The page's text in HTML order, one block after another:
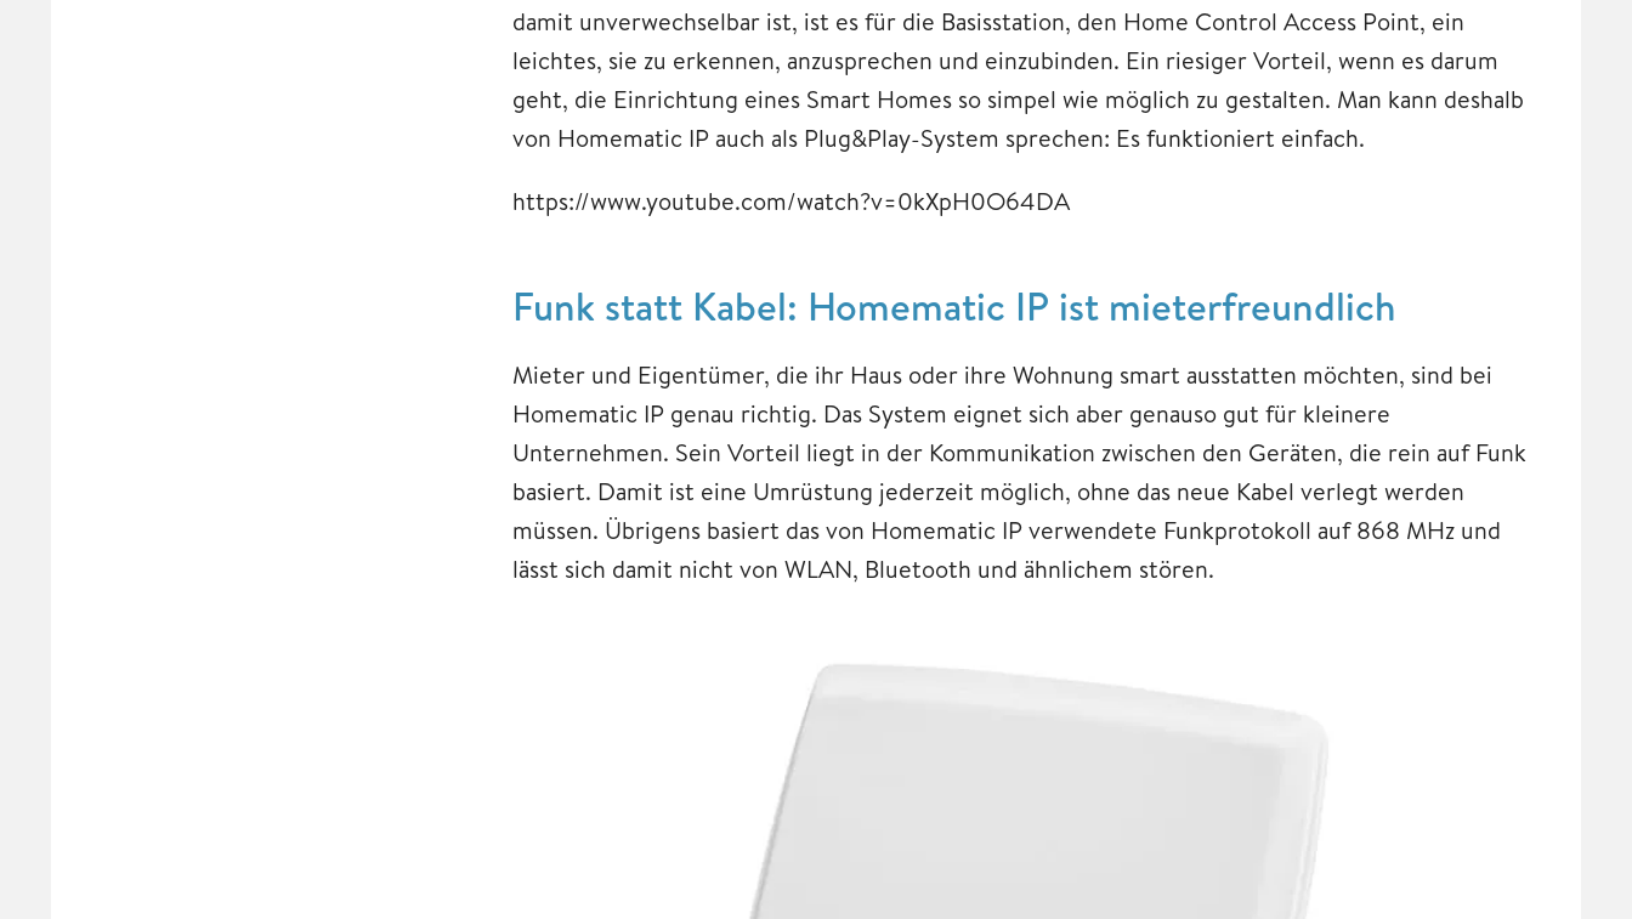
damit unverwechselbar ist, ist es für die Basisstation, den Home Control Access Point, ein
leichtes, sie zu erkennen, anzusprechen und einzubinden. Ein riesiger Vorteil, wenn es darum
geht, die Einrichtung eines Smart Homes so simpel wie möglich zu gestalten. Man kann deshalb
von Homematic IP auch als Plug&Play-System sprechen: Es funktioniert einfach.
https://www.youtube.com/watch?v=0kXpH0O64DA
Funk statt Kabel: Homematic IP ist mieterfreundlich
Mieter und Eigentümer, die ihr Haus oder ihre Wohnung smart ausstatten möchten, sind bei
Homematic IP genau richtig. Das System eignet sich aber genauso gut für kleinere
Unternehmen. Sein Vorteil liegt in der Kommunikation zwischen den Geräten, die rein auf Funk
basiert. Damit ist eine Umrüstung jederzeit möglich, ohne das neue Kabel verlegt werden
müssen. Übrigens basiert das von Homematic IP verwendete Funkprotokoll auf 868 MHz und
lässt sich damit nicht von WLAN, Bluetooth und ähnlichem stören.